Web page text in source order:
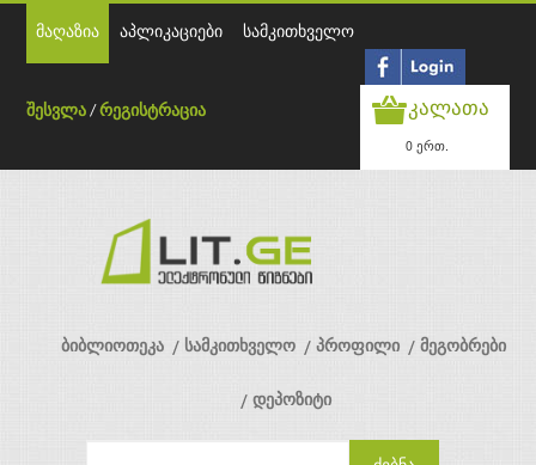
მაღაზია აპლიკაციები სამკითხველო
შესვლა /რეგისტრაცია კალათა
0 ერთ.
ბიბლიოთეკა სამკითხველო პროფილი მეგობრები
დეპოზიტი